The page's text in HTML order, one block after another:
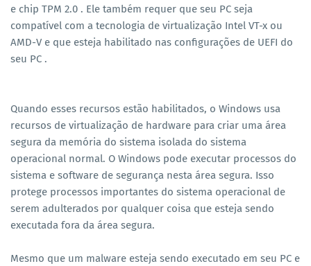
e chip TPM 2.0 . Ele também requer que seu PC seja
compatível com a tecnologia de virtualização Intel VT-x ou
AMD-V e que esteja habilitado nas configurações de UEFI do
seu PC .
Quando esses recursos estão habilitados, o Windows usa
recursos de virtualização de hardware para criar uma área
segura da memória do sistema isolada do sistema
operacional normal. O Windows pode executar processos do
sistema e software de segurança nesta área segura. Isso
protege processos importantes do sistema operacional de
serem adulterados por qualquer coisa que esteja sendo
executada fora da área segura.
Mesmo que um malware esteja sendo executado em seu PC e